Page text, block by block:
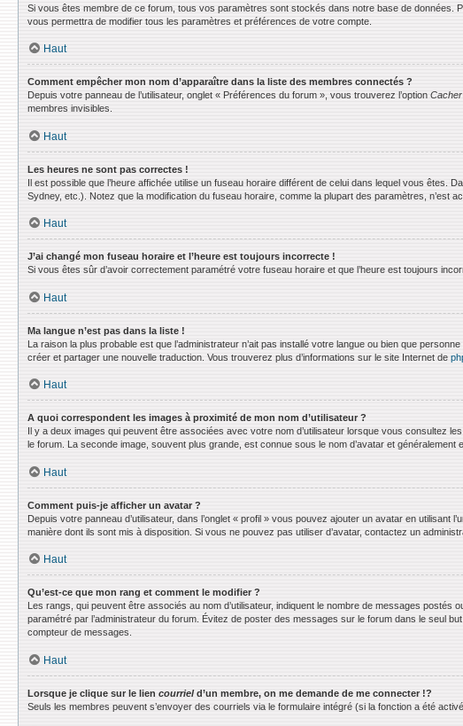
Si vous êtes membre de ce forum, tous vos paramètres sont stockés dans notre base de données.
vous permettra de modifier tous les paramètres et préférences de votre compte.
Haut
Comment empêcher mon nom d’apparaître dans la liste des membres connectés ?
Depuis votre panneau de l’utilisateur, onglet « Préférences du forum », vous trouverez l’option
membres invisibles.
Haut
Les heures ne sont pas correctes !
Il est possible que l’heure affichée utilise un fuseau horaire différent de celui dans lequel vous êtes.
Sydney, etc.). Notez que la modification du fuseau horaire, comme la plupart des paramètres, n’est
Haut
J’ai changé mon fuseau horaire et l’heure est toujours incorrecte !
Si vous êtes sûr d’avoir correctement paramétré votre fuseau horaire et que l’heure est toujours
Haut
Ma langue n’est pas dans la liste !
La raison la plus probable est que l’administrateur n’ait pas installé votre langue ou bien que
créer et partager une nouvelle traduction. Vous trouverez plus d’informations sur le site Internet de
Haut
A quoi correspondent les images à proximité de mon nom d’utilisateur ?
Il y a deux images qui peuvent être associées avec votre nom d’utilisateur lorsque vous consultez
le forum. La seconde image, souvent plus grande, est connue sous le nom d’avatar et généralement
Haut
Comment puis-je afficher un avatar ?
Depuis votre panneau d’utilisateur, dans l’onglet « profil » vous pouvez ajouter un avatar en
manière dont ils sont mis à disposition. Si vous ne pouvez pas utiliser d’avatar, contactez un
Haut
Qu’est-ce que mon rang et comment le modifier ?
Les rangs, qui peuvent être associés au nom d’utilisateur, indiquent le nombre de messages
paramétré par l’administrateur du forum. Évitez de poster des messages sur le forum dans le seul
compteur de messages.
Haut
Lorsque je clique sur le lien courrield’un membre, on me demande de me connecter !?
Seuls les membres peuvent s’envoyer des courriels via le formulaire intégré (si la fonction a été